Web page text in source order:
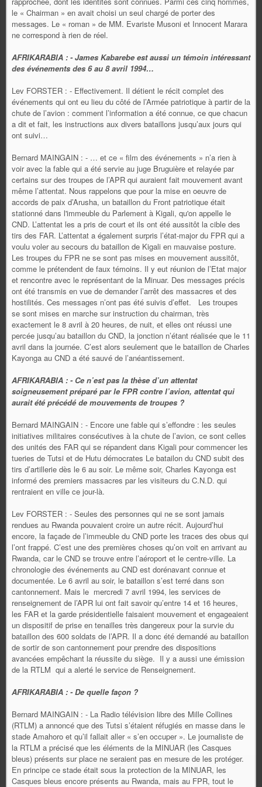
le « Chairman » en avait choisi un seul chargé de porter des
messages. Le « roman » de MM. Evariste Musoni et Innocent Marara
ne correspond à rien de réel.
AFRIKARABIA : - James Kabarebe est aussi un témoin intéressant
des événements des 6 au 8 avril 1994…
Lev FORSTER : - Effectivement. Il détient le récit complet des
événements qui ont eu lieu du côté de l’Armée patriotique à partir de la
chute de l’avion : comment l’information a été connue, ce que chacun
a dit et fait, les instructions aux divers bataillons jusqu’aux jours qui
ont suivi…
Bernard MAINGAIN : - … et ce « film des événements » n’a rien à
voir avec la fable qui a été servie au juge Bruguière et relayée par
certains sur des troupes de l’APR qui auraient fait mouvement avant
même l’attentat. Nous rappelons que pour la mise en oeuvre de
accords de paix d’Arusha, un bataillon du Front patriotique était
stationné dans l'immeuble du Parlement à Kigali, qu'on appelle le
CND. L’attentat les a pris de court et ils ont été aussitôt la cible des
tirs des FAR. L’attentat a également surpris l’état-major du FPR qui a
voulu voler au secours du bataillon de Kigali en mauvaise posture.
Les troupes du FPR ne se sont pas mises en mouvement aussitôt,
comme le prétendent de faux témoins. Il y eut réunion de l’Etat major
et rencontre avec le représentant de la Minuar. Des messages précis
ont été transmis en vue de demander l’arrêt des massacres et des
hostilités. Ces messages n’ont pas été suivis d’effet. Les troupes
se sont mises en marche sur instruction du chairman, très
exactement le 8 avril à 20 heures, de nuit, et elles ont réussi une
percée jusqu’au bataillon du CND, la jonction n’étant réalisée que le 11
avril dans la journée. C’est alors seulement que le bataillon de Charles
Kayonga au CND a été sauvé de l’anéantissement.
AFRIKARABIA : - Ce n’est pas la thèse d’un attentat
soigneusement préparé par le FPR contre l’avion, attentat qui
aurait été précédé de mouvements de troupes ?
Bernard MAINGAIN : - Encore une fable qui s’effondre : les seules
initiatives militaires consécutives à la chute de l’avion, ce sont celles
des unités des FAR qui se répandent dans Kigali pour commencer les
tueries de Tutsi et de Hutu démocrates Le batailon du CND subit des
tirs d’artillerie dès le 6 au soir. Le même soir, Charles Kayonga est
informé des premiers massacres par les visiteurs du C.N.D. qui
rentraient en ville ce jour-là.
Lev FORSTER : - Seules des personnes qui ne se sont jamais
rendues au Rwanda pouvaient croire un autre récit. Aujourd’hui
encore, la façade de l’immeuble du CND porte les traces des obus qui
l’ont frappé. C’est une des premières choses qu’on voit en arrivant au
Rwanda, car le CND se trouve entre l’aéroport et le centre-ville. La
chronologie des événements au CND est dorénavant connue et
documentée. Le 6 avril au soir, le bataillon s’est terré dans son
cantonnement. Mais le mercredi 7 avril 1994, les services de
renseignement de l’APR lui ont fait savoir qu’entre 14 et 16 heures,
les FAR et la garde présidentielle faisaient mouvement et engageaient
un dispositif de prise en tenailles très dangereux pour la survie du
bataillon des 600 soldats de l’APR. Il a donc été demandé au bataillon
de sortir de son cantonnement pour prendre des dispositions
avancées empêchant la réussite du siège. Il y a aussi une émission
de la RTLM qui a alerté le service de Renseignement.
AFRIKARABIA : - De quelle façon ?
Bernard MAINGAIN : - La Radio télévision libre des Mille Collines
(RTLM) a annoncé que des Tutsi s’étaient réfugiés en masse dans le
stade Amahoro et qu’il fallait aller « s’en occuper ». Le journaliste de
la RTLM a précisé que les éléments de la MINUAR (les Casques
bleus) présents sur place ne seraient pas en mesure de les protéger.
En principe ce stade était sous la protection de la MINUAR, les
Casques bleus encore présents au Rwanda, mais au FPR, tout le